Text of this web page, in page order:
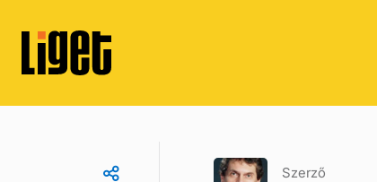
Szerző